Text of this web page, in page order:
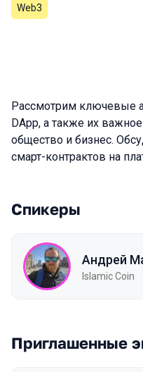
Web3
Рассмотрим ключевые
DApp, а также их
общество и бизнес.
смарт-контрактов на
Спикеры
Андрей
Islamic Coin
Приглашенные